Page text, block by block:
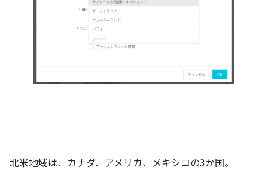
北米地域は、カナダ、アメリカ、メキシコの3か国。